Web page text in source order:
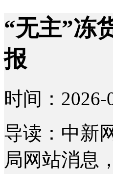
“无主”冻
报
时间：2026-
导读：中新
局网站消息